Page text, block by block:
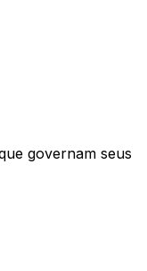
governam seus